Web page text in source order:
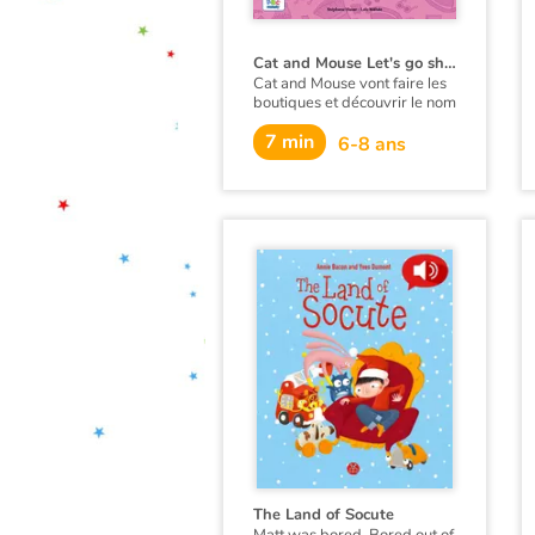
Cat and Mouse Let's go shopping !
Cat and Mouse vont faire les
boutiques et découvrir le nom
des vêtements en anglais : a
skirt, a T-shirt, shoes,
sunglasses… Mais un chat et
7 min 6-8 ans
The Land of Socute